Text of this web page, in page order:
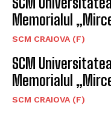
Memorialul
SCM CRAIOVA (F)
SCM
Memorialul
SCM CRAIOVA (F)